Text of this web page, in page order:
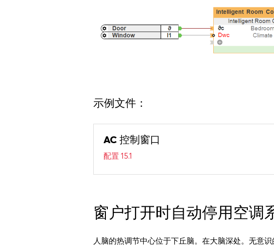
示例文件：
AC 控制窗口
配置 15.1
窗户打开时自动停用空调
人脑的热调节中心位于下丘脑。在大脑深处。无意